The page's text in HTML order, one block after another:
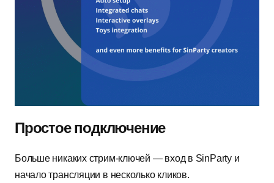
Простое подключение
Больше никаких стрим-ключей — вход в SinParty и
начало трансляции в несколько кликов.